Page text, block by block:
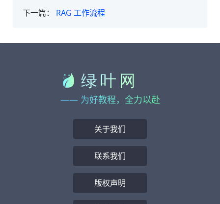
下一篇： RAG 工作流程
—— 为好教程，全力以赴
关于我们
联系我们
版权声明